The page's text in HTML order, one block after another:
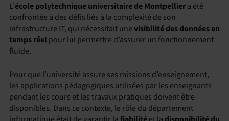
L’école polytechnique universitaire de Montpelliera été
confrontée à des défis liés à la complexité de son
infrastructure IT, qui nécessitait unevisibilité des données en
temps réel pour lui permettre d’assurer un fonctionnement
fluide.
Pour que l’université assure ses missions d’enseignement,
les applications pédagogiques utilisées par les enseignants
pendant les cours et les travaux pratiques doivent être
disponibles. Dans ce contexte, le rôle du département